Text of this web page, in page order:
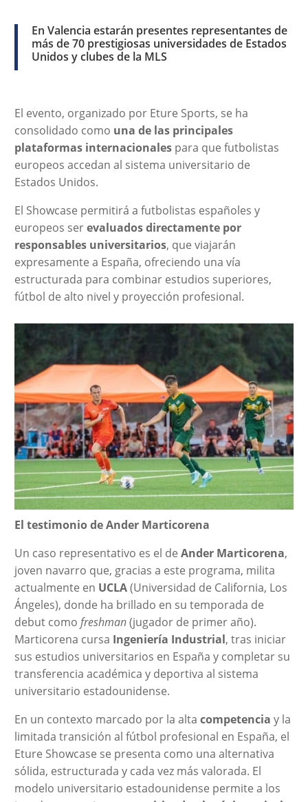
En Valencia estarán presentes representantes de
más de 70 prestigiosas universidades de Estados
Unidos y clubes de la MLS
El evento, organizado por Eture Sports, se ha
consolidado como una de las principales
plataformas internacionalespara que futbolistas
europeos accedan al sistema universitario de
Estados Unidos.
El Showcase permitirá a futbolistas españoles y
europeos serevaluados directamente por
responsables universitarios, que viajarán
expresamente a España, ofreciendo una vía
estructurada para combinar estudios superiores,
fútbol de alto nivel y proyección profesional.
El testimonio de Ander Marticorena
Un caso representativo es el de Ander Marticorena,
joven navarro que, gracias a este programa, milita
actualmente en UCLA(Universidad de California, Los
Ángeles), donde ha brillado en su temporada de
debut como freshman(jugador de primer año).
Marticorena cursa Ingeniería Industrial, tras iniciar
sus estudios universitarios en España y completar su
transferencia académica y deportiva al sistema
universitario estadounidense.
En un contexto marcado por la alta competencia y la
limitada transición al fútbol profesional en España, el
Eture Showcase se presenta como una alternativa
sólida, estructurada y cada vez más valorada. El
modelo universitario estadounidense permite a los